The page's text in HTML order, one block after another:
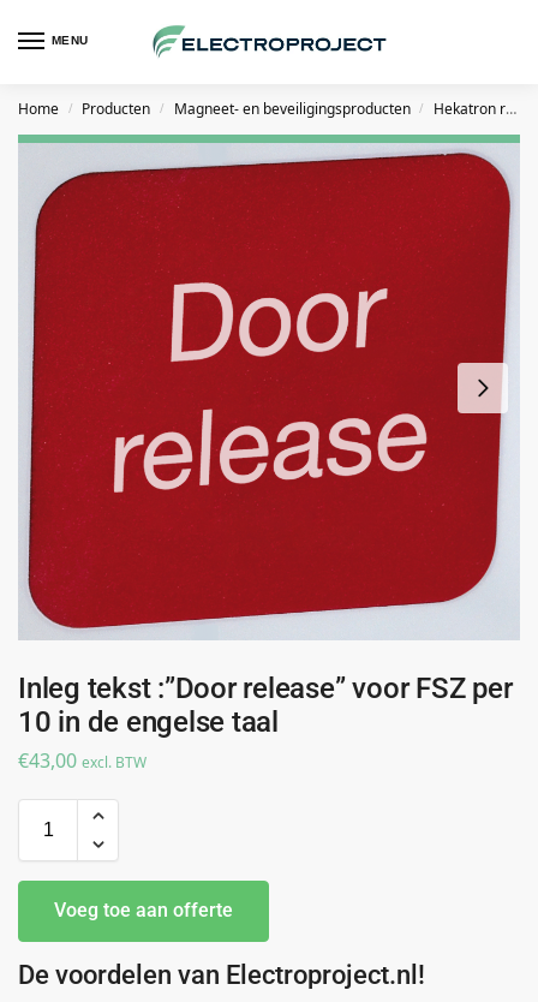
MENU
Home / Producten / Magneet- en beveiligingsproducten / Hekatron rookmelders en rookschakelaars
Inleg tekst :”Door release” voor FSZ per
10 in de engelse taal
€43,00 excl. BTW
Voeg toe aan offerte
De voordelen van Electroproject.nl!